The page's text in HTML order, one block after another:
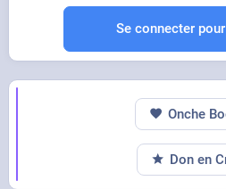
Se connecter
Onche
Don en